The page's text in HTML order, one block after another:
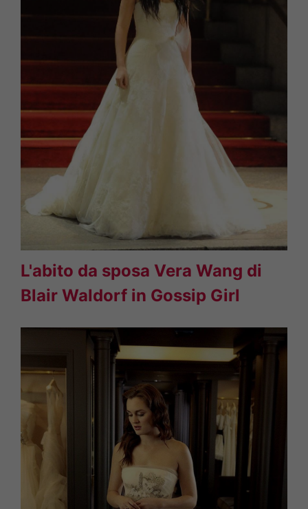
L'abito da sposa Vera Wang di
Blair Waldorf in Gossip Girl